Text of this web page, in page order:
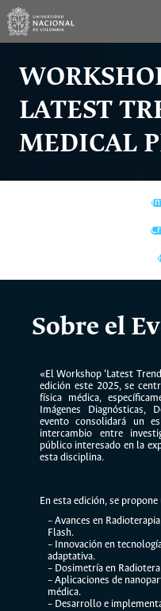
Saltar
contenido
LATEST
MEDICAL
Sobre el
«El Workshop ‘Latest
edición este 2025, se
física médica,
Imágenes Diagnósticas,
evento consolidará un
intercambio entre
público interesado en la
esta disciplina.
En esta edición, se
– Avances en
Flash.
– Innovación en
adaptativa.
– Dosimetría en
– Aplicaciones de
médica.
– Desarrollo e